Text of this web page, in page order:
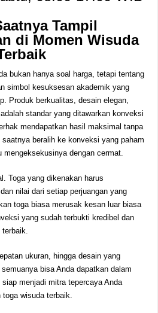
Tampil
di Momen Wisuda
bukan hanya soal harga, tetapi tentang
simbol kesuksesan akademik yang
Produk berkualitas, desain elegan,
standar yang ditawarkan konveksi
mendapatkan hasil maksimal tanpa
beralih ke konveksi yang paham
mengeksekusinya dengan cermat.
Toga yang dikenakan harus
nilai dari setiap perjuangan yang
toga biasa merusak kesan luar biasa
yang sudah terbukti kredibel dan
ukuran, hingga desain yang
bisa Anda dapatkan dalam
menjadi mitra tepercaya Anda
wisuda terbaik.